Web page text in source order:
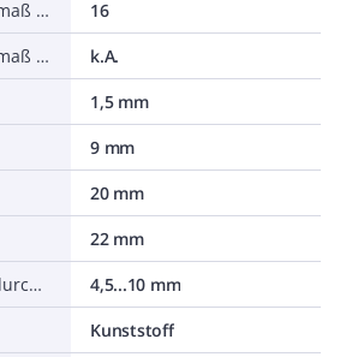
Nenngewindenennmaß metrisch/PG
16
Nenngewindenennmaß in Zoll NPT/Gasrohrgewinde
k.A.
1,5 mm
9 mm
20 mm
22 mm
Geeignet für Kabeldurchmesser
4,5...10 mm
Kunststoff